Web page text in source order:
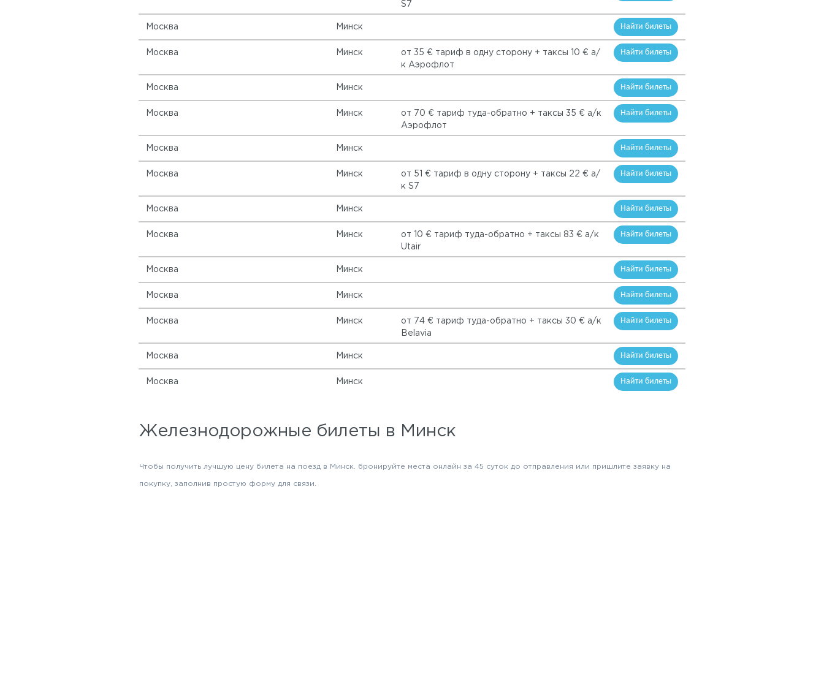
S7
Москва Минск Найти билеты
Москва Минск
от 35 € тариф в одну сторону + таксы 10 € а/
к Аэрофлот
Найти билеты
Москва Минск Найти билеты
Москва Минск
от 70 € тариф туда-обратно + таксы 35 € а/к
Аэрофлот
Найти билеты
Москва Минск Найти билеты
Москва Минск
от 51 € тариф в одну сторону + таксы 22 € а/
к S7
Найти билеты
Москва Минск Найти билеты
Москва Минск
от 10 € тариф туда-обратно + таксы 83 € а/к
Utair
Найти билеты
Москва Минск Найти билеты
Москва Минск Найти билеты
Москва Минск
от 74 € тариф туда-обратно + таксы 30 € а/к
Belavia
Найти билеты
Москва Минск Найти билеты
Москва Минск Найти билеты
Железнодорожные билеты в Минск
Чтобы получить лучшую цену билета на поезд в Минск. бронируйте места онлайн за 45 суток до отправления или пришлите заявку на
покупку, заполнив простую форму для связи.